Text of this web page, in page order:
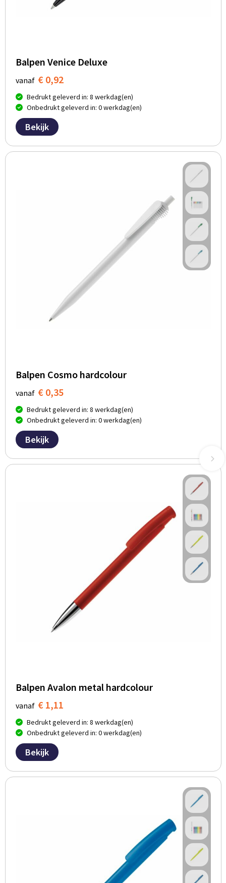
Balpen Venice Deluxe
vanaf € 0,92
Bedrukt geleverd in: 8 werkdag(en)
Onbedrukt geleverd in: 0 werkdag(en)
Bekijk
Balpen Cosmo hardcolour
vanaf € 0,35
Bedrukt geleverd in: 8 werkdag(en)
Onbedrukt geleverd in: 0 werkdag(en)
Bekijk
Balpen Avalon metal hardcolour
vanaf € 1,11
Bedrukt geleverd in: 8 werkdag(en)
Onbedrukt geleverd in: 0 werkdag(en)
Bekijk